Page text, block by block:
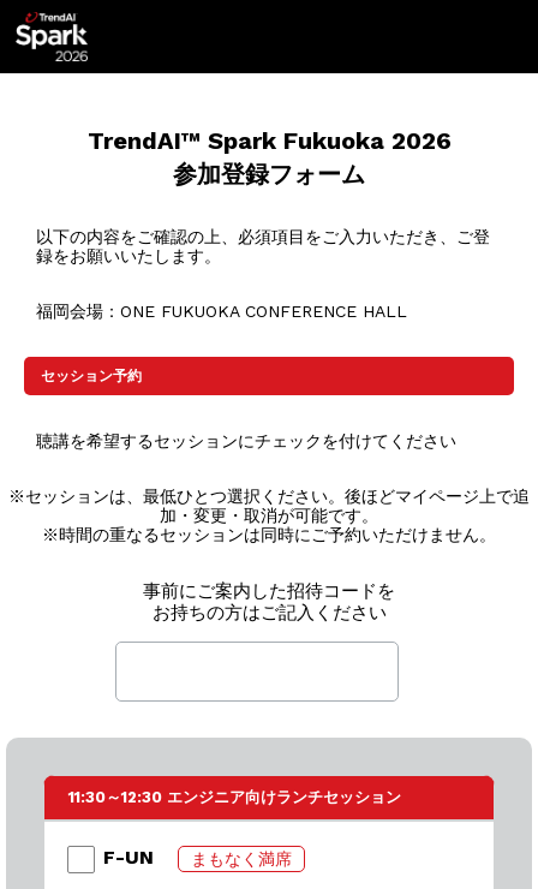
TrendAI™ Spark Fukuoka2026
参加登録フォーム
以下の内容をご確認の上、必須項目をご入力いただき、ご登
録をお願いいたします。
福岡会場：ONE FUKUOKA CONFERENCE HALL​
セッション予約
聴講を希望するセッションにチェックを付けてください
※セッションは、最低ひとつ選択ください。後ほどマイページ上で追
加・変更・取消が可能です。
※時間の重なるセッションは同時にご予約いただけません。
事前にご案内した招待コードを
お持ちの方はご記入ください
11:30～12:30 エンジニア向けランチセッション
F-UN まもなく満席